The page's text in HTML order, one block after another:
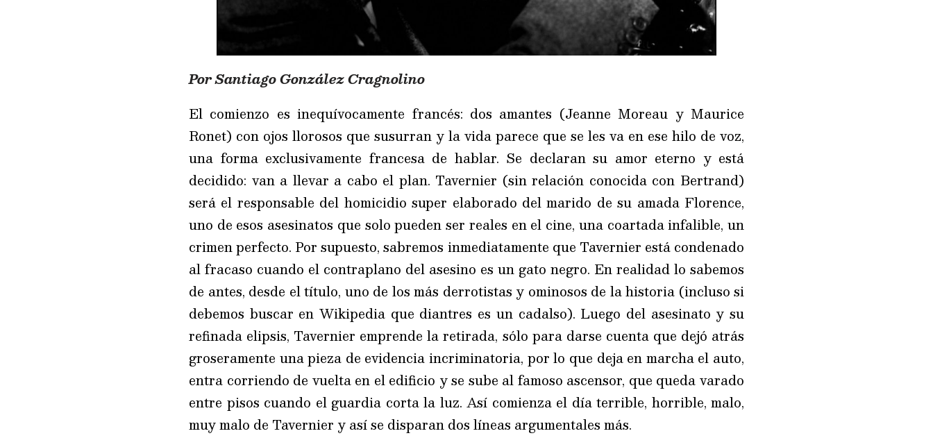
Por Santiago González Cragnolino
El comienzo es inequívocamente francés: dos amantes (Jeanne Moreau y Maurice
Ronet) con ojos llorosos que susurran y la vida parece que se les va en ese hilo de voz,
una forma exclusivamente francesa de hablar. Se declaran su amor eterno y está
decidido: van a llevar a cabo el plan. Tavernier (sin relación conocida con Bertrand)
será el responsable del homicidio super elaborado del marido de su amada Florence,
uno de esos asesinatos que solo pueden ser reales en el cine, una coartada infalible, un
crimen perfecto. Por supuesto, sabremos inmediatamente que Tavernier está condenado
al fracaso cuando el contraplano del asesino es un gato negro. En realidad lo sabemos
de antes, desde el título, uno de los más derrotistas y ominosos de la historia (incluso si
debemos buscar en Wikipedia que diantres es un cadalso). Luego del asesinato y su
refinada elipsis, Tavernier emprende la retirada, sólo para darse cuenta que dejó atrás
groseramente una pieza de evidencia incriminatoria, por lo que deja en marcha el auto,
entra corriendo de vuelta en el edificio y se sube al famoso ascensor, que queda varado
entre pisos cuando el guardia corta la luz. Así comienza el día terrible, horrible, malo,
muy malo de Tavernier y así se disparan dos líneas argumentales más.